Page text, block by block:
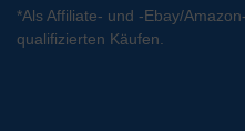
*Als Affiliate- und -Ebay/
qualifizierten Käufen.